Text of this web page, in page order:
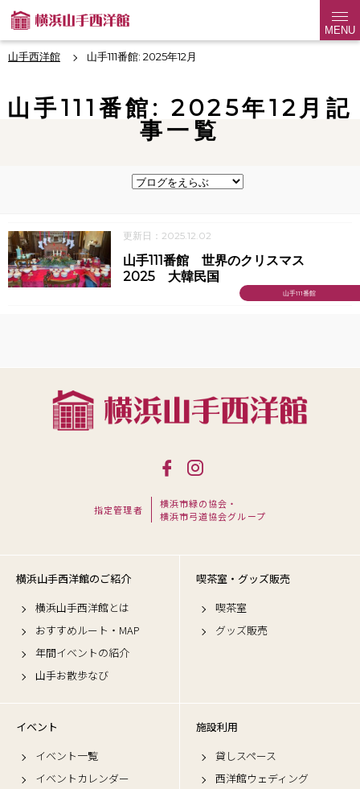
MENU
山手西洋館 山手111番館: 2025年12月
山手111番館: 2025年12月記
事一覧
更新日：2025.12.02
山手111番館
山手111番館 世界のクリスマス
2025 大韓民国
指定管理者
横浜市緑の協会・
横浜市弓道協会グループ
横浜山手西洋館のご紹介
横浜山手西洋館とは
おすすめルート・MAP
年間イベントの紹介
山手お散歩なび
喫茶室・グッズ販売
喫茶室
グッズ販売
イベント
イベント一覧
イベントカレンダー
施設利用
貸しスペース
西洋館ウェディング